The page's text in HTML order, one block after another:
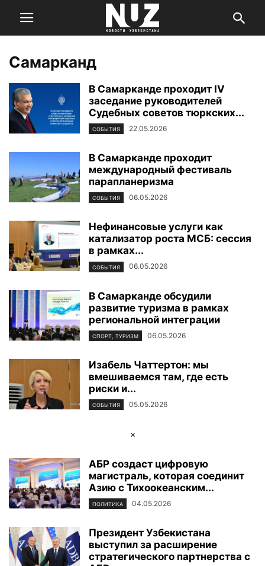
Самарканд
В Самарканде проходит IV
заседание руководителей
Судебных советов тюркских...
СОБЫТИЯ 22.05.2026
В Самарканде проходит
международный фестиваль
парапланеризма
СОБЫТИЯ 06.05.2026
Нефинансовые услуги как
катализатор роста МСБ: сессия
в рамках...
СОБЫТИЯ 06.05.2026
В Самарканде обсудили
развитие туризма в рамках
региональной интеграции
СПОРТ, ТУРИЗМ 06.05.2026
Изабель Чаттертон: мы
вмешиваемся там, где есть
риски и...
СОБЫТИЯ 05.05.2026
×
АБР создаст цифровую
магистраль, которая соединит
Азию с Тихоокеанским...
ПОЛИТИКА 04.05.2026
Президент Узбекистана
выступил за расширение
стратегического партнерства с